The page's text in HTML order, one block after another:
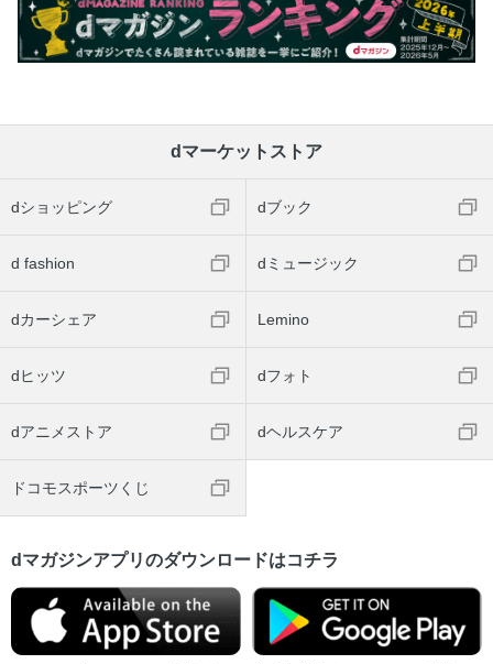
dマーケットストア
dショッピング dブック
d fashion dミュージック
dカーシェア Lemino
dヒッツ dフォト
dアニメストア dヘルスケア
ドコモスポーツくじ
dマガジンアプリのダウンロードはコチラ